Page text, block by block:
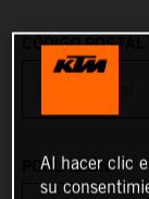
American
Andorra
Angola
CÓDIGO POSTAL
POBLACIÓN*
Al hacer clic
su